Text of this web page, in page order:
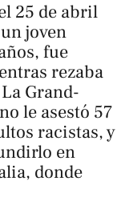
25 de abril
joven
fue
rezaba
Grand-
le asestó 57
racistas, y
en
donde